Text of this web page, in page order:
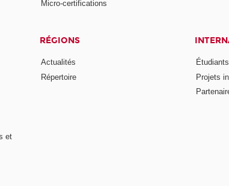
Micro-certifications
et
RÉGIONS
Actualités
Répertoire
Projets